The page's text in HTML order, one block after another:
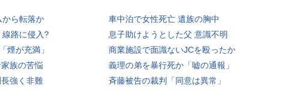
から転落か
車中泊で女性死亡 遺族の胸中
路に侵入?
息子助けようとした父 意識不明
煙が充満」
商業施設で面識ないJCを殴ったか
族の苦悩
義理の弟を暴行死か「嘘の通報」
強く非難
斉藤被告の裁判「同意は異常」